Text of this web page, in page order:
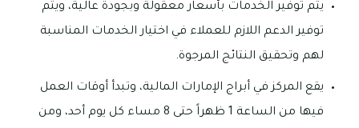
يتم توفير الخدمات بأسعار معقولة وبجودة عالية، ويتم
توفير الدعم اللازم للعملاء في اختيار الخدمات المناسبة
لهم وتحقيق النتائج المرجوة.
يقع المركز في أبراج الإمارات المالية، وتبدأ أوقات العمل
فيها من الساعة 1 ظهراً حتى 8 مساء كل يوم أحد، ومن